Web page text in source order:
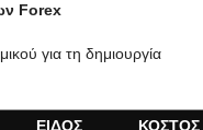
Forex
για τη δημιουργία
ΕΙΔΟΣ
ΚΟΣΤΟΣ